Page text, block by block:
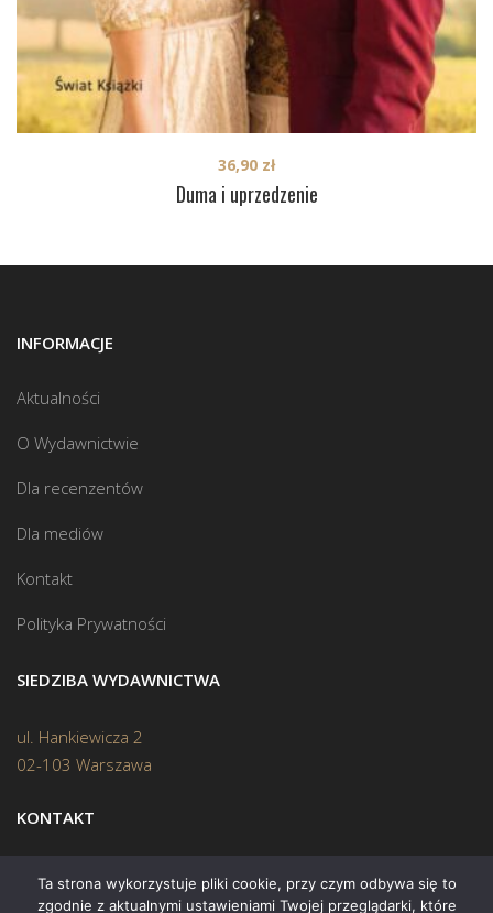
Duma i uprzedzenie
36,90 zł
INFORMACJE
Aktualności
O Wydawnictwie
Dla recenzentów
Dla mediów
Kontakt
Polityka Prywatności
SIEDZIBA WYDAWNICTWA
ul. Hankiewicza 2
02-103 Warszawa
KONTAKT
Biuro: (22) 45 70 402
Ta strona wykorzystuje pliki cookie, przy czym odbywa się to
zgodnie z aktualnymi ustawieniami Twojej przeglądarki, które